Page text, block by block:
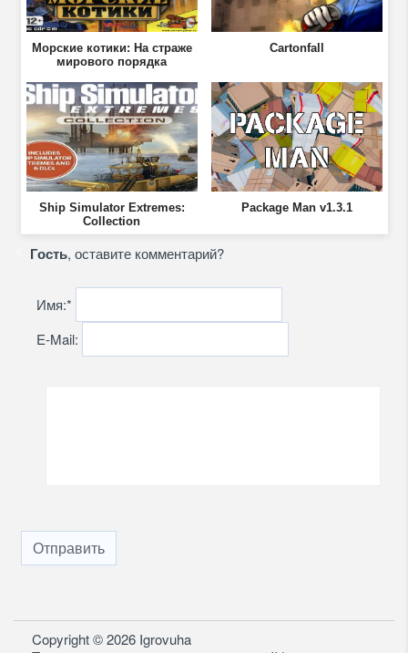
Морские котики: На страже
мирового порядка
Cartonfall
Ship Simulator Extremes:
Collection
Package Man v1.3.1
Гость, оставите комментарий?
Имя:*
E-Mail:
Отправить
Copyright © 2026 Igrovuha